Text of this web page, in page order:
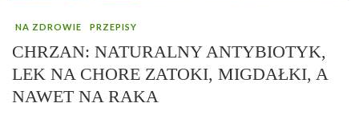
NA ZDROWIE PRZEPISY
CHRZAN: NATURALNY ANTYBIOTYK,
LEK NA CHORE ZATOKI, MIGDAŁKI, A
NAWET NA RAKA